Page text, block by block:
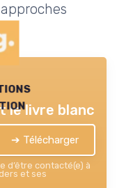
le livre blanc
➔ Télécharger
d’être contacté(e) à
et ses